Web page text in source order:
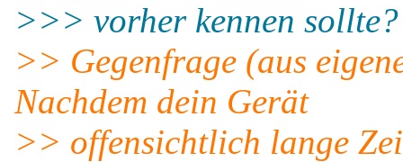
>>> vorher kennen sollte?
>> Gegenfrage (aus
Nachdem dein Gerät
>> offensichtlich lange